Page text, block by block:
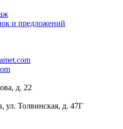
и предложений
д. 22
ул. Толвинская, д. 47Г